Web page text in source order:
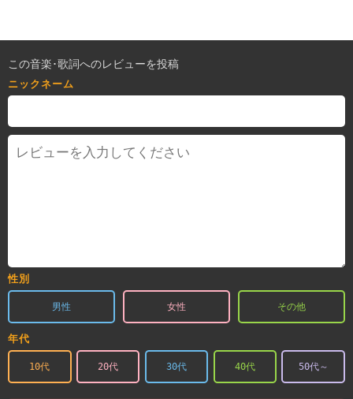
この音楽･歌詞へのレビューを投稿
ニックネーム
性別
男性 女性 その他
年代
10代 20代 30代 40代 50代～